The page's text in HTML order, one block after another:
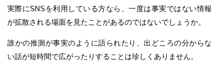
実際にSNSを利用している方なら、一度は事実ではない情報
が拡散される場面を見たことがあるのではないでしょうか。
誰かの推測が事実のように語られたり、出どころの分からな
い話が短時間で広がったりすることは珍しくありません。